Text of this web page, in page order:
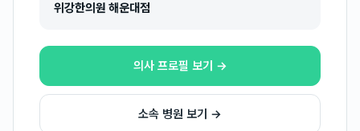
위강한의원 해운대점
의사 프로필 보기 →
소속 병원 보기 →